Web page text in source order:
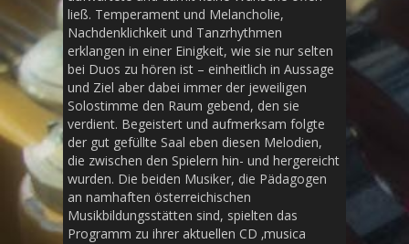
ließ. Temperament und Melancholie,
Nachdenklichkeit und Tanzrhythmen
erklangen in einer Einigkeit, wie sie nur selten
bei Duos zu hören ist – einheitlich in Aussage
und Ziel aber dabei immer der jeweiligen
Solostimme den Raum gebend, den sie
verdient. Begeistert und aufmerksam folgte
der gut gefüllte Saal eben diesen Melodien,
die zwischen den Spielern hin- und hergereicht
wurden. Die beiden Musiker, die Pädagogen
an namhaften österreichischen
Musikbildungsstätten sind, spielten das
Programm zu ihrer aktuellen CD ‚musica